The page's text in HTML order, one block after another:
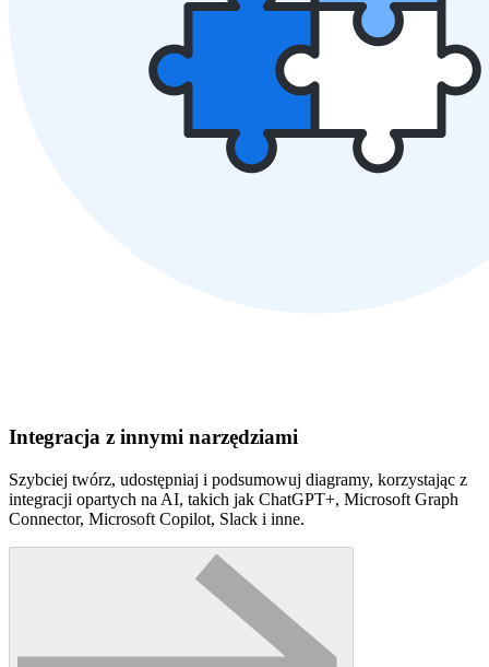
Integracja z innymi narzędziami
Szybciej twórz, udostępniaj i podsumowuj diagramy, korzystając z
integracji opartych na AI, takich jak ChatGPT+, Microsoft Graph
Connector, Microsoft Copilot, Slack i inne.